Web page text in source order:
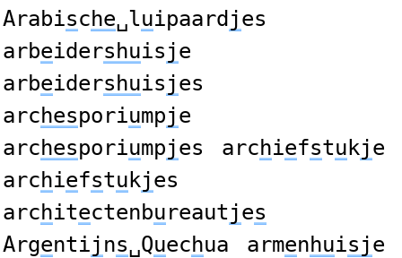
Arabische␣luipaard jes
arbeidershuisje
arbeidershuisjes
archesporiumpje
archesporiumpjes archiefstu kje
archiefstu kjes
architectenbureautjes
Argentij ns␣Quechua armenhuisje